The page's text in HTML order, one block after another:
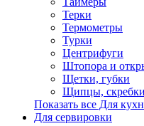
Терки
Термометры
Турки
Центрифуги
Штопора и
Щетки, губки
Щипцы,
Показать все Для
Для сервировки